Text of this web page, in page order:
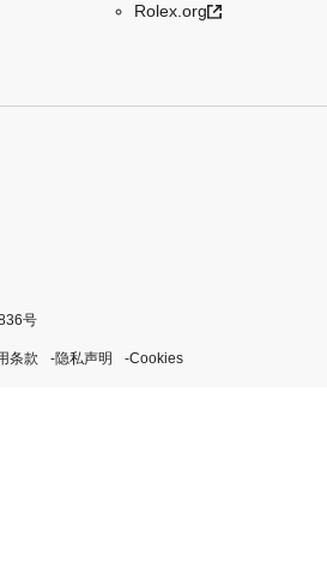
Rolex.org
号
条款 隐私声明 Cookies